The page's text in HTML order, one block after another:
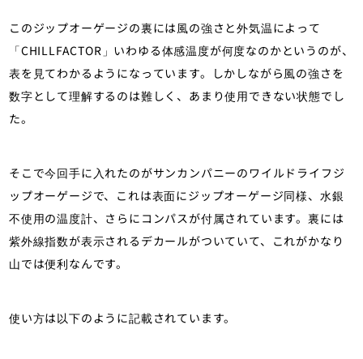
このジップオーゲージの裏には風の強さと外気温によって
「CHILLFACTOR」いわゆる体感温度が何度なのかというのが、
表を見てわかるようになっています。しかしながら風の強さを
数字として理解するのは難しく、あまり使用できない状態でし
た。
そこで今回手に入れたのがサンカンパニーのワイルドライフジ
ップオーゲージで、これは表面にジップオーゲージ同様、水銀
不使用の温度計、さらにコンパスが付属されています。裏には
紫外線指数が表示されるデカールがついていて、これがかなり
山では便利なんです。
使い方は以下のように記載されています。